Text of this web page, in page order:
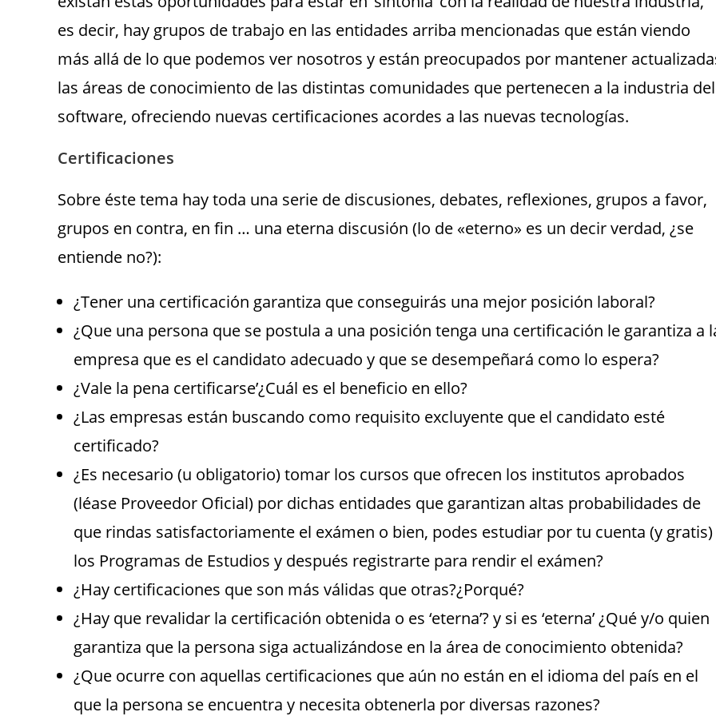
es decir, hay grupos de trabajo en las entidades arriba mencionadas que están viendo
más allá de lo que podemos ver nosotros y están preocupados por mantener
las áreas de conocimiento de las distintas comunidades que pertenecen a la industria del
software, ofreciendo nuevas certificaciones acordes a las nuevas tecnologías.
Certificaciones
Sobre éste tema hay toda una serie de discusiones, debates, reflexiones, grupos a favor,
grupos en contra, en fin … una eterna discusión (lo de «eterno» es un decir verdad, ¿se
entiende no?):
¿Tener una certificación garantiza que conseguirás una mejor posición laboral?
¿Que una persona que se postula a una posición tenga una certificación le garantiza a
empresa que es el candidato adecuado y que se desempeñará como lo espera?
¿Vale la pena certificarse’¿Cuál es el beneficio en ello?
¿Las empresas están buscando como requisito excluyente que el candidato esté
certificado?
¿Es necesario (u obligatorio) tomar los cursos que ofrecen los institutos aprobados
(léase Proveedor Oficial) por dichas entidades que garantizan altas probabilidades de
que rindas satisfactoriamente el exámen o bien, podes estudiar por tu cuenta (y gratis)
los Programas de Estudios y después registrarte para rendir el exámen?
¿Hay certificaciones que son más válidas que otras?¿Porqué?
¿Hay que revalidar la certificación obtenida o es ‘eterna’? y si es ‘eterna’ ¿Qué y/o quien
garantiza que la persona siga actualizándose en la área de conocimiento obtenida?
¿Que ocurre con aquellas certificaciones que aún no están en el idioma del país en el
que la persona se encuentra y necesita obtenerla por diversas razones?